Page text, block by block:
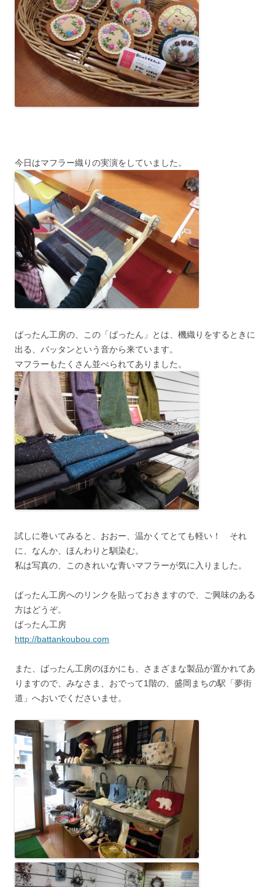
今日はマフラー織りの実演をしていました。
ばったん工房の、この「ばったん」とは、機織りをするときに
出る、バッタンという音から来ています。
マフラーもたくさん並べられてありました。
試しに巻いてみると、おおー、温かくてとても軽い！ それ
に、なんか、ほんわりと馴染む。
私は写真の、このきれいな青いマフラーが気に入りました。
ばったん工房へのリンクを貼っておきますので、ご興味のある
方はどうぞ。
ばったん工房
http://battankoubou.com
また、ばったん工房のほかにも、さまざまな製品が置かれてあ
りますので、みなさま、おでって1階の、盛岡まちの駅「夢街
道」へおいでくださいませ。